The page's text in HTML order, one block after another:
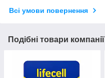
Всі умови повернення
Подібні товари компанії